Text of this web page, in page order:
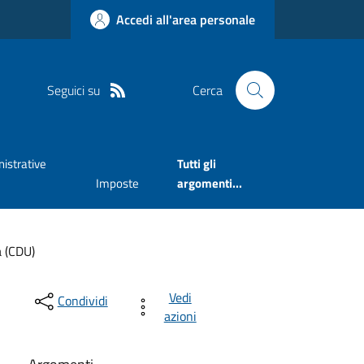
Accedi all'area personale
Seguici su Cerca
Imposte
Tutti gli
argomenti...
Condividi
Vedi
azioni